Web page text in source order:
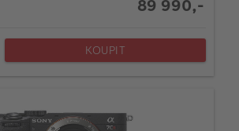
89 990,-
KOUPIT